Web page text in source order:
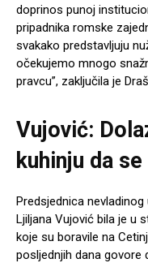
doprinos punoj
pripadnika romske
svakako predstavljuju
očekujemo mnogo
pravcu”, zaključila je
Vujović:
kuhinju da
Predsjednica nevladinog
Ljiljana Vujović bila je u
koje su boravile na
posljednjih dana govore